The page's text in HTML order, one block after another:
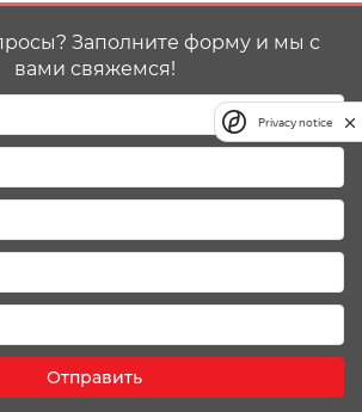
Заполните форму и мы с
вами свяжемся!
Отправить
Privacy notice